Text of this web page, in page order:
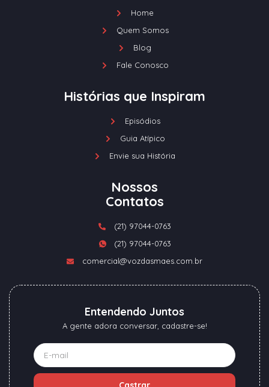
Home
Quem Somos
Blog
Fale Conosco
Histórias que Inspiram
Episódios
Guia Atípico
Envie sua História
Nossos
Contatos
(21) 97044-0763
(21) 97044-0763
comercial@vozdasmaes.com.br
Entendendo Juntos
A gente adora conversar, cadastre-se!